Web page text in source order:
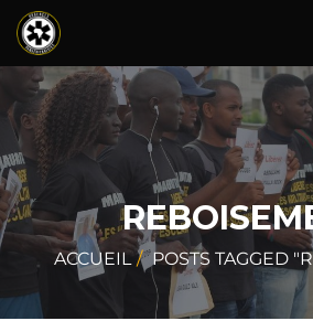
ACCUEIL POSTS TAGGED